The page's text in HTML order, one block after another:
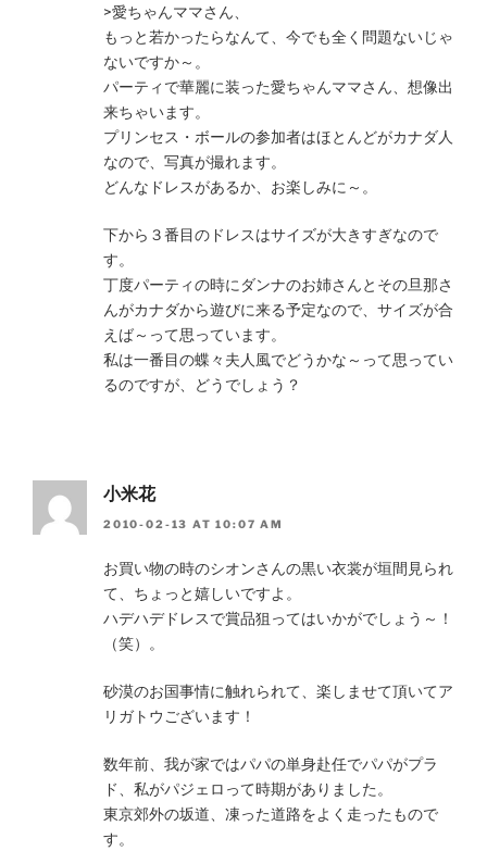
>愛ちゃんママさん、
もっと若かったらなんて、今でも全く問題ないじゃ
ないですか～。
パーティで華麗に装った愛ちゃんママさん、想像出
来ちゃいます。
プリンセス・ボールの参加者はほとんどがカナダ人
なので、写真が撮れます。
どんなドレスがあるか、お楽しみに～。
下から３番目のドレスはサイズが大きすぎなので
す。
丁度パーティの時にダンナのお姉さんとその旦那さ
んがカナダから遊びに来る予定なので、サイズが合
えば～って思っています。
私は一番目の蝶々夫人風でどうかな～って思ってい
るのですが、どうでしょう？
小米花
2010-02-13 AT 10:07 AM
お買い物の時のシオンさんの黒い衣裳が垣間見られ
て、ちょっと嬉しいですよ。
ハデハデドレスで賞品狙ってはいかがでしょう～！
（笑）。
砂漠のお国事情に触れられて、楽しませて頂いてア
リガトウございます！
数年前、我が家ではパパの単身赴任でパパがプラ
ド、私がパジェロって時期がありました。
東京郊外の坂道、凍った道路をよく走ったもので
す。